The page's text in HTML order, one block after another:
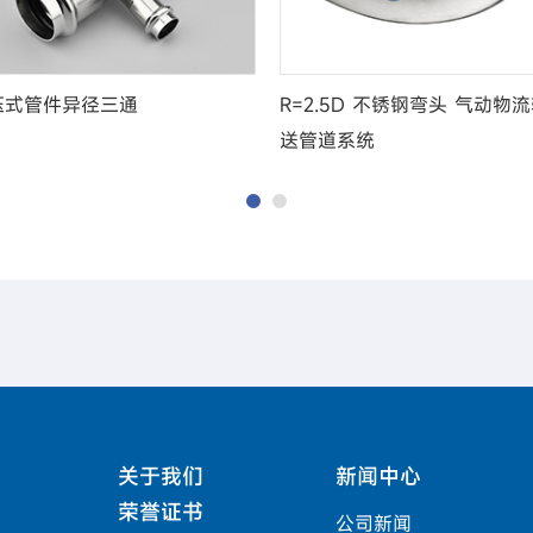
管件异径三通
R=2.5D 不锈钢弯头 气动物
送管道系统
关于我们
荣誉证书
新闻中心
公司新闻